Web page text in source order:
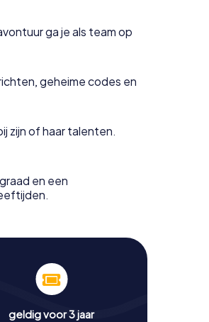
ga je als team op
geheime codes en
zijn of haar talenten.
en een
geldig voor 3 jaar